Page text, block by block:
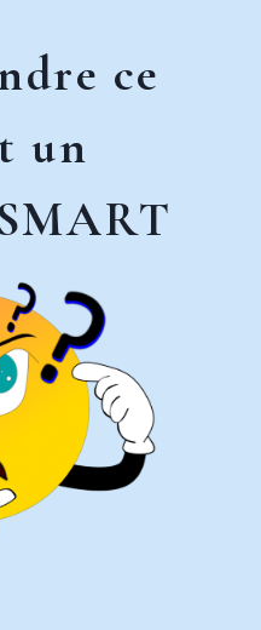
ce
un